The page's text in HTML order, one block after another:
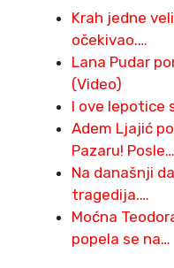
Krah jedne
očekivao.…
Lana Pudar
(Video)
I ove lepotice
Adem Ljajić
Pazaru! Posle…
Na današnji
tragedija.…
Moćna
popela se na…